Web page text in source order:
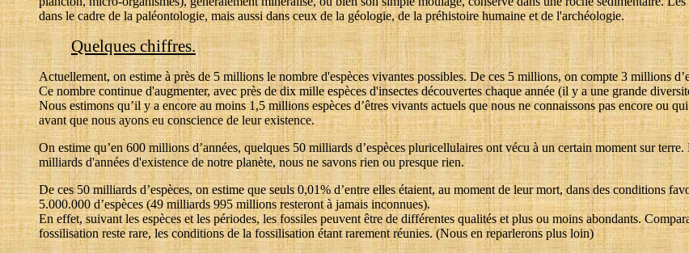
dans le cadre de la paléontologie, mais aussi dans ceux de la géologie, de la préhistoire humaine et de l'archéologie.
Quelques chiffres.
Actuellement, on estime à près de 5 millions le nombre d'espèces vivantes possibles. De ces 5 millions, on compte 3 millions
Ce nombre continue d'augmenter, avec près de dix mille espèces d'insectes découvertes chaque année (il y a une grande
Nous estimons qu’il y a encore au moins 1,5 millions espèces d’êtres vivants actuels que nous ne connaissons pas encore ou
avant que nous ayons eu conscience de leur existence.
On estime qu’en 600 millions d’années, quelques 50 milliards d’espèces pluricellulaires ont vécu à un certain moment sur
milliards d'années d'existence de notre planète, nous ne savons rien ou presque rien.
De ces 50 milliards d’espèces, on estime que seuls 0,01% d’entre elles étaient, au moment de leur mort, dans des conditions
5.000.000 d’espèces (49 milliards 995 millions resteront à jamais inconnues).
En effet, suivant les espèces et les périodes, les fossiles peuvent être de différentes qualités et plus ou moins abondants.
fossilisation reste rare, les conditions de la fossilisation étant rarement réunies. (Nous en reparlerons plus loin)